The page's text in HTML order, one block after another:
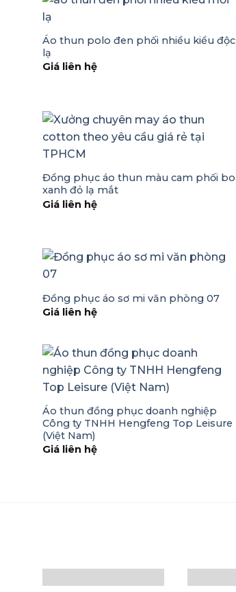
Áo thun polo đen phối nhiều kiểu độc
lạ
Giá liên hệ
Đồng phục áo thun màu cam phối bo
xanh đỏ lạ mắt
Giá liên hệ
Đồng phục áo sơ mi văn phòng 07
Giá liên hệ
Áo thun đồng phục doanh nghiệp
Công ty TNHH Hengfeng Top Leisure
(Việt Nam)
Giá liên hệ